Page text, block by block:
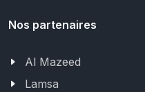
Nos partenaires
Al Mazeed
Lamsa